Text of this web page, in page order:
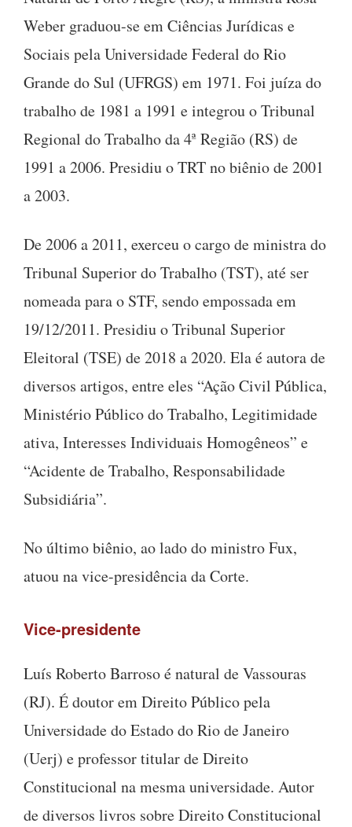
Weber graduou-se em Ciências Jurídicas e
Sociais pela Universidade Federal do Rio
Grande do Sul (UFRGS) em 1971. Foi juíza do
trabalho de 1981 a 1991 e integrou o Tribunal
Regional do Trabalho da 4ª Região (RS) de
1991 a 2006. Presidiu o TRT no biênio de 2001
a 2003.
De 2006 a 2011, exerceu o cargo de ministra do
Tribunal Superior do Trabalho (TST), até ser
nomeada para o STF, sendo empossada em
19/12/2011. Presidiu o Tribunal Superior
Eleitoral (TSE) de 2018 a 2020. Ela é autora de
diversos artigos, entre eles “Ação Civil Pública,
Ministério Público do Trabalho, Legitimidade
ativa, Interesses Individuais Homogêneos” e
“Acidente de Trabalho, Responsabilidade
Subsidiária”.
No último biênio, ao lado do ministro Fux,
atuou na vice-presidência da Corte.
Vice-presidente
Luís Roberto Barroso é natural de Vassouras
(RJ). É doutor em Direito Público pela
Universidade do Estado do Rio de Janeiro
(Uerj) e professor titular de Direito
Constitucional na mesma universidade. Autor
de diversos livros sobre Direito Constitucional